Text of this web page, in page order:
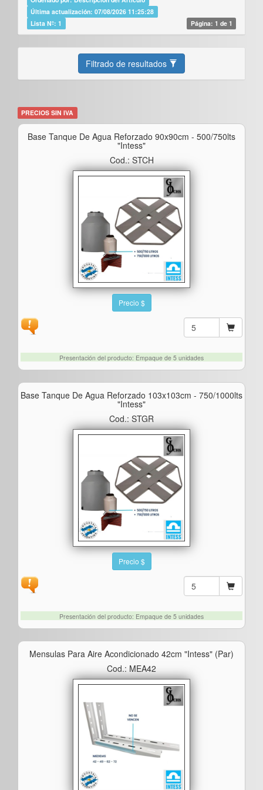
Última actualización: 07/08/2026 11:25:28
Lista Nº: 1
Página: 1 de 1
Filtrado de resultados
PRECIOS SIN IVA
Base Tanque De Agua Reforzado 90x90cm - 500/750lts
"intess"
Cod.: STCH
Precio $
Presentación del producto: Empaque de 5 unidades
Base Tanque De Agua Reforzado 103x103cm - 750/1000lts
"intess"
Cod.: STGR
Precio $
Presentación del producto: Empaque de 5 unidades
Mensulas Para Aire Acondicionado 42cm "intess" (par)
Cod.: MEA42